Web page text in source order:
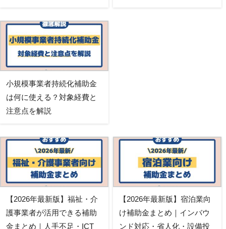
小規模事業者持続化補助金
は何に使える？対象経費と
注意点を解説
【2026年最新版】福祉・介
護事業者が活用できる補助
金まとめ｜人手不足・ICT
【2026年最新版】宿泊業向
け補助金まとめ｜インバウ
ンド対応・省人化・設備投